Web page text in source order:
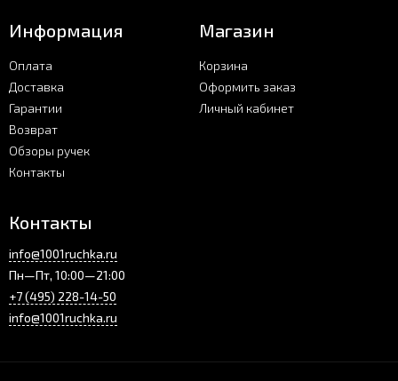
Информация
Оплата
Доставка
Гарантии
Возврат
Обзоры ручек
Контакты
Магазин
Корзина
Оформить заказ
Личный кабинет
Контакты
info@1001ruchka.ru
Пн—Пт, 10:00—21:00
+7 (495) 228-14-50
info@1001ruchka.ru